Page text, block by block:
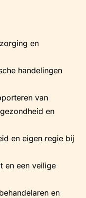
en
handelingen
van
en
en eigen regie bij
en een veilige
en